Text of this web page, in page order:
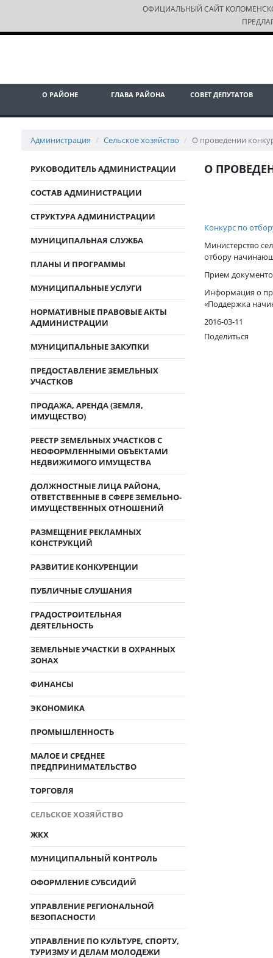
ОФИЦИАЛЬНЫЙ САЙТ
О РАЙОНЕ ГЛАВА РАЙОНА СОВЕТ ДЕПУТАТОВ
Администрация Сельское хозяйство О проведении
РУКОВОДИТЕЛЬ АДМИНИСТРАЦИИ
СОСТАВ АДМИНИСТРАЦИИ
СТРУКТУРА АДМИНИСТРАЦИИ
МУНИЦИПАЛЬНАЯ СЛУЖБА
ПЛАНЫ И ПРОГРАММЫ
МУНИЦИПАЛЬНЫЕ УСЛУГИ
НОРМАТИВНЫЕ ПРАВОВЫЕ АКТЫ
АДМИНИСТРАЦИИ
МУНИЦИПАЛЬНЫЕ ЗАКУПКИ
ПРЕДОСТАВЛЕНИЕ ЗЕМЕЛЬНЫХ
УЧАСТКОВ
ПРОДАЖА, АРЕНДА (ЗЕМЛЯ,
ИМУЩЕСТВО)
РЕЕСТР ЗЕМЕЛЬНЫХ УЧАСТКОВ С
НЕОФОРМЛЕННЫМИ ОБЪЕКТАМИ
НЕДВИЖИМОГО ИМУЩЕСТВА
ДОЛЖНОСТНЫЕ ЛИЦА РАЙОНА,
ОТВЕТСТВЕННЫЕ В СФЕРЕ ЗЕМЕЛЬНО-
ИМУЩЕСТВЕННЫХ ОТНОШЕНИЙ
РАЗМЕЩЕНИЕ РЕКЛАМНЫХ
КОНСТРУКЦИЙ
РАЗВИТИЕ КОНКУРЕНЦИИ
ПУБЛИЧНЫЕ СЛУШАНИЯ
ГРАДОСТРОИТЕЛЬНАЯ
ДЕЯТЕЛЬНОСТЬ
ЗЕМЕЛЬНЫЕ УЧАСТКИ В ОХРАННЫХ
ЗОНАХ
ФИНАНСЫ
ЭКОНОМИКА
ПРОМЫШЛЕННОСТЬ
МАЛОЕ И СРЕДНЕЕ
ПРЕДПРИНИМАТЕЛЬСТВО
ТОРГОВЛЯ
СЕЛЬСКОЕ ХОЗЯЙСТВО
ЖКХ
МУНИЦИПАЛЬНЫЙ КОНТРОЛЬ
ОФОРМЛЕНИЕ СУБСИДИЙ
УПРАВЛЕНИЕ РЕГИОНАЛЬНОЙ
БЕЗОПАСНОСТИ
УПРАВЛЕНИЕ ПО КУЛЬТУРЕ, СПОРТУ,
ТУРИЗМУ И ДЕЛАМ МОЛОДЕЖИ
О
Конкурс по
Министерство
отбору
Прием
Информация о
«Поддержка
2016-03-11
Поделиться